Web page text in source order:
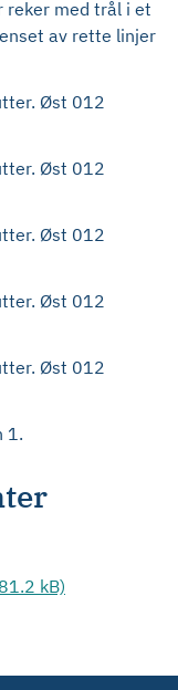
reker med trål i et
av rette linjer
Øst 012
Øst 012
Øst 012
Øst 012
Øst 012
1.
kB)